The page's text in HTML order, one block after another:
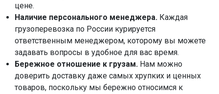
цене.
Наличие персонального менеджера. Каждая
грузоперевозка по России курируется
ответственным менеджером, которому вы можете
задавать вопросы в удобное для вас время.
Бережное отношение к грузам. Нам можно
доверить доставку даже самых хрупких и ценных
товаров, поскольку мы бережно относимся к